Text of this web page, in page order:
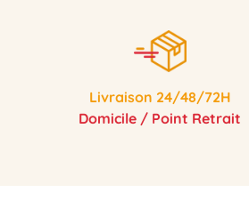
Livraison 24/48/72H
Domicile / Point Retrait